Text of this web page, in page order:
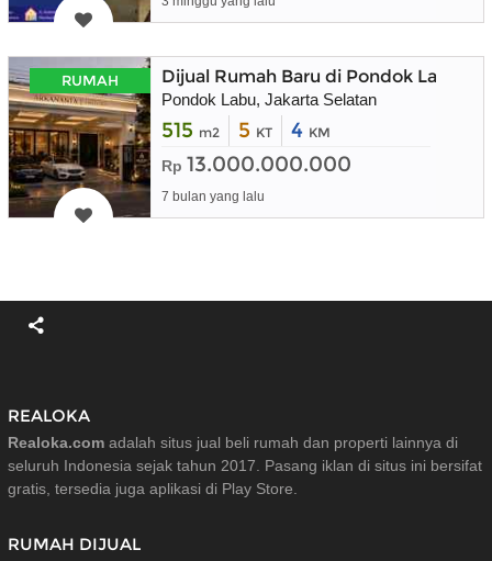
RUMAH Dijual Rumah Baru di Pondok Labu
Pondok Labu, Jakarta Selatan
515 m2 5 KT 4 KM
Rp 13.000.000.000
7 bulan yang lalu
REALOKA
Realoka.com adalah situs jual beli rumah dan properti lainnya di
seluruh Indonesia sejak tahun 2017. Pasang iklan di situs ini bersifat
gratis, tersedia juga aplikasi di Play Store.
RUMAH DIJUAL